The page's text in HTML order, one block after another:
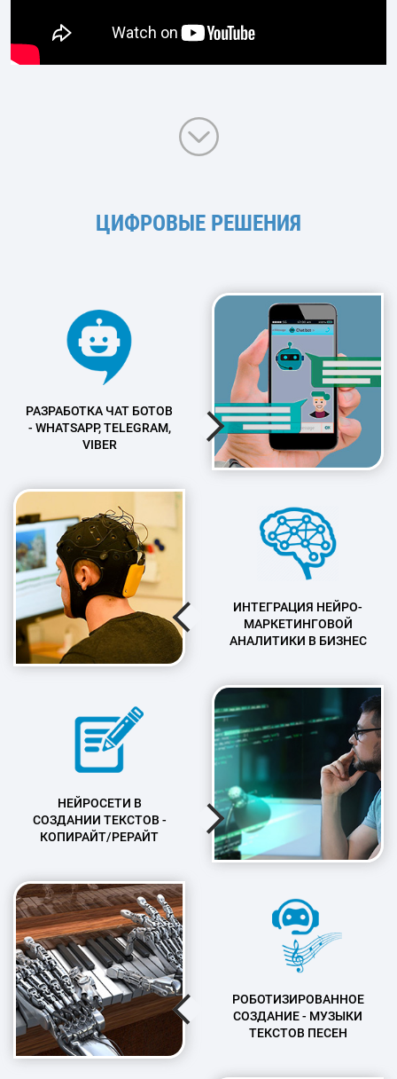
ASR Service…
ЦИФРОВЫЕ РЕШЕНИЯ
РАЗРАБОТКА ЧАТ БОТОВ
- WHATSAPP, TELEGRAM,
VIBER
ИНТЕГРАЦИЯ НЕЙРО-
МАРКЕТИНГОВОЙ
АНАЛИТИКИ В БИЗНЕС
НЕЙРОСЕТИ В
СОЗДАНИИ ТЕКСТОВ -
КОПИРАЙТ/РЕРАЙТ
РОБОТИЗИРОВАННОЕ
СОЗДАНИЕ - МУЗЫКИ
ТЕКСТОВ ПЕСЕН